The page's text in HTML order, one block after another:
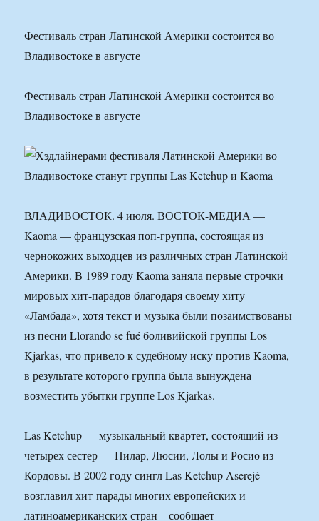
Фестиваль стран Латинской Америки состоится во
Владивостоке в августе
Фестиваль стран Латинской Америки состоится во
Владивостоке в августе
ВЛАДИВОСТОК. 4 июля. ВОСТОК-МЕДИА —
Kaoma — французская поп-группа, состоящая из
чернокожих выходцев из различных стран Латинской
Америки. В 1989 году Kaoma заняла первые строчки
мировых хит-парадов благодаря своему хиту
«Ламбада», хотя текст и музыка были позаимствованы
из песни Llorando se fué боливийской группы Los
Kjarkas, что привело к судебному иску против Kaoma,
в результате которого группа была вынуждена
возместить убытки группе Los Kjarkas.
Las Ketchup — музыкальный квартет, состоящий из
четырех сестер — Пилар, Люсии, Лолы и Росио из
Кордовы. В 2002 году сингл Las Ketchup Aserejé
возглавил хит-парады многих европейских и
латиноамериканских стран – сообщает